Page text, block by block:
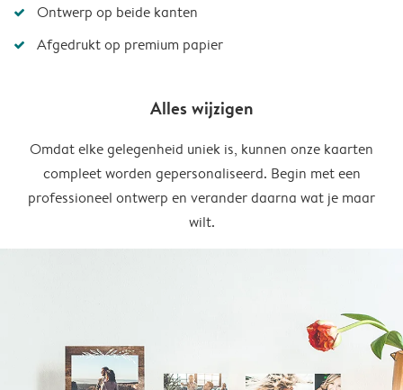
Ontwerp op beide kanten
Afgedrukt op premium papier
Alles wijzigen
Omdat elke gelegenheid uniek is, kunnen onze kaarten
compleet worden gepersonaliseerd. Begin met een
professioneel ontwerp en verander daarna wat je maar
wilt.